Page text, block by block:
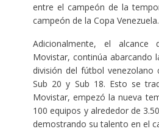
entre el campeón de la
campeón de la Copa Venezuela.
Adicionalmente, el
Movistar, continúa abarcando
división del fútbol venezolano
Sub 20 y Sub 18. Esto se
Movistar, empezó la nueva
100 equipos y alrededor de
demostrando su talento en el